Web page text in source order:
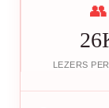
👥
LEZERS